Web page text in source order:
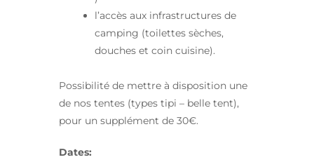
l’accès aux infrastructures de
camping (toilettes sèches,
douches et coin cuisine).
Possibilité de mettre à disposition une
de nos tentes (types tipi – belle tent),
pour un supplément de 30€.
Dates: